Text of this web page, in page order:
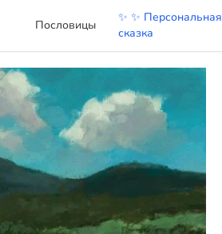
Пословицы
✨ ✨ Персональная
сказка